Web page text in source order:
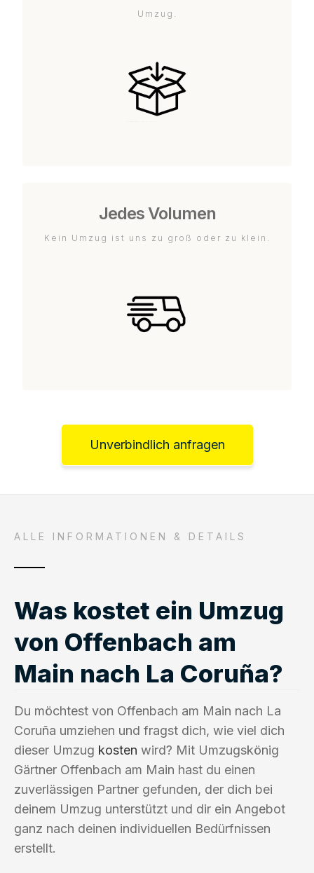
Umzug.
Jedes Volumen
Kein Umzug ist uns zu groß oder zu klein.
Unverbindlich anfragen
ALLE INFORMATIONEN & DETAILS
Was kostet ein Umzug
von Offenbach am
Main nach La Coruña?
Du möchtest von Offenbach am Main nach La
Coruña umziehen und fragst dich, wie viel dich
dieser Umzug kosten wird? Mit Umzugskönig
Gärtner Offenbach am Main hast du einen
zuverlässigen Partner gefunden, der dich bei
deinem Umzug unterstützt und dir ein Angebot
ganz nach deinen individuellen Bedürfnissen
erstellt.